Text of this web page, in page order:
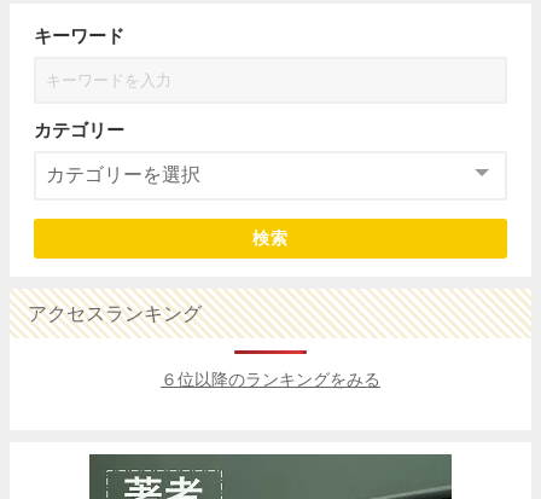
キーワード
カテゴリー
検索
アクセスランキング
６位以降のランキングをみる